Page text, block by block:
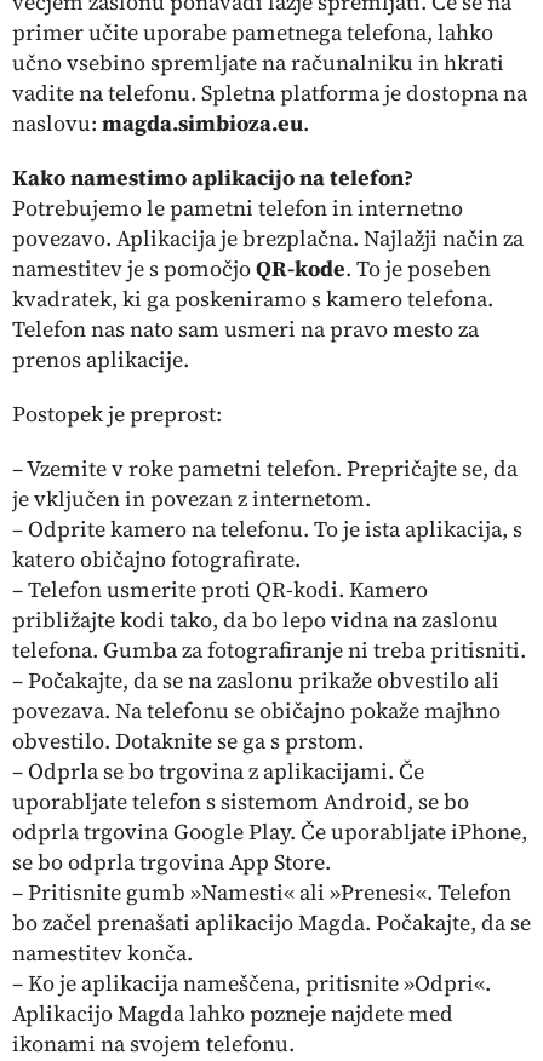
primer učite uporabe pametnega telefona, lahko
učno vsebino spremljate na računalniku in hkrati
vadite na telefonu. Spletna platforma je dostopna na
naslovu: magda.simbioza.eu.
Kako namestimo aplikacijo na telefon?
Potrebujemo le pametni telefon in internetno
povezavo. Aplikacija je brezplačna. Najlažji način za
namestitev je s pomočjoQR-kode. To je poseben
kvadratek, ki ga poskeniramo s kamero telefona.
Telefon nas nato sam usmeri na pravo mesto za
prenos aplikacije.
Postopek je preprost:
– Vzemite v roke pametni telefon. Prepričajte se, da
je vključen in povezan z internetom.
– Odprite kamero na telefonu. To je ista aplikacija, s
katero običajno fotografirate.
–Telefon usmerite proti QR-kodi. Kamero
približajte kodi tako, da bo lepo vidna na zaslonu
telefona. Gumba za fotografiranje ni treba pritisniti.
– Počakajte, da se na zaslonu prikaže obvestilo ali
povezava. Na telefonu se običajno pokaže majhno
obvestilo. Dotaknite se ga s prstom.
–Odprla se bo trgovina z aplikacijami. Če
uporabljate telefon s sistemom Android, se bo
odprla trgovina Google Play. Če uporabljate iPhone,
se bo odprla trgovina App Store.
– Pritisnite gumb »Namesti« ali »Prenesi«. Telefon
bo začel prenašati aplikacijo Magda. Počakajte, da se
namestitev konča.
– Ko je aplikacija nameščena, pritisnite »Odpri«.
Aplikacijo Magda lahko pozneje najdete med
ikonami na svojem telefonu.